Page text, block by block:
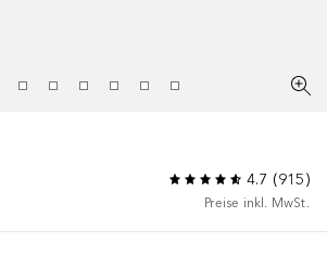
4.7 (915)
Preise inkl. MwSt.